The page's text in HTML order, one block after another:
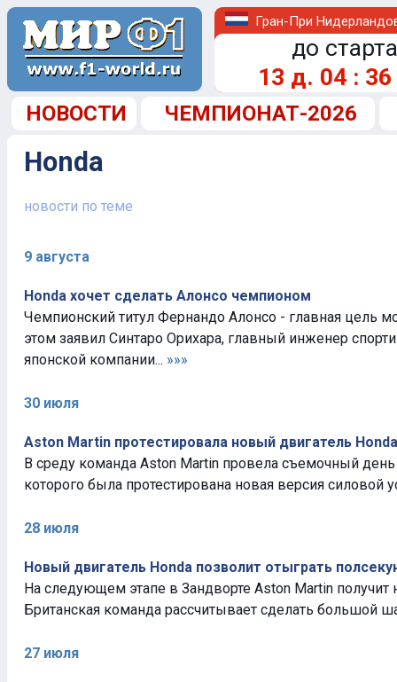
Гран-При
до
13 д. 04 : 36
НОВОСТИ ЧЕМПИОНАТ-2026
Honda
новости по теме
9 августа
Honda хочет сделать Алонсо чемпионом
Чемпионский титул Фернандо Алонсо - главная цель
этом заявил Синтаро Орихара, главный инженер
японской компании... »»»
30 июля
Aston Martin протестировала новый двигатель Honda
В среду команда Aston Martin провела съемочный
которого была протестирована новая версия силовой
28 июля
Новый двигатель Honda позволит отыграть
На следующем этапе в Зандворте Aston Martin получит
Британская команда рассчитывает сделать большой
27 июля